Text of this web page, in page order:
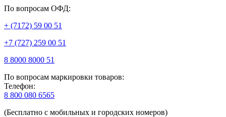
По вопросам ОФД:
+ (7172) 59 00 51
+7 (727) 259 00 51
8 8000 8000 51
По вопросам маркировки товаров:
Телефон:
8 800 080 6565
(Бесплатно с мобильных и городских номеров)